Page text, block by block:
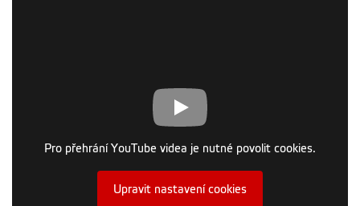
Pro přehrání YouTube videa je nutné povolit cookies.
Upravit nastavení cookies